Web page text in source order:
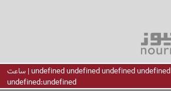
undefined undefined undefined undefined | ساعت
undefined:undefined